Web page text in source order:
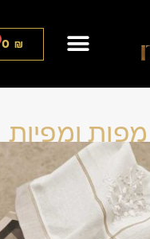
0₪
מפות ומפיות